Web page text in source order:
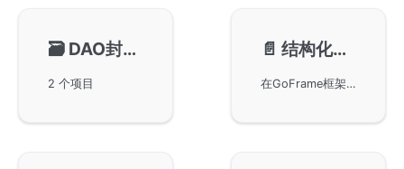
🗃️ DAO封装设计
2 个项目
📄️ 结构化编程设计
在GoFrame框架下如何通过结构化编程改善代码设计，详细分析了在controller和service层出现的非结构化问题，并提供了使用结构体管理参数的优点和示例。通过结构化管理接口输入和输出，不仅简化了参数接收、校验和转换的过程，还提高了生产力，降低了维护成本，实现了更便捷的接口文档生成和更规范的错误处理机制。